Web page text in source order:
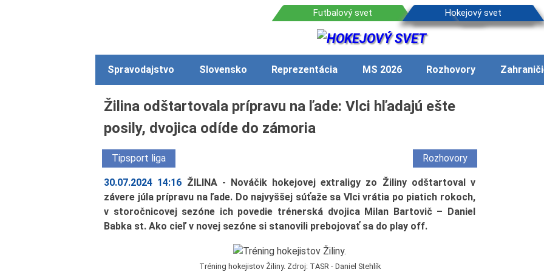
Spravodajstvo Slovensko Reprezentácia MS 2026 Rozhovory
Žilina odštartovala prípravu na ľade: Vlci hľadajú ešte
posily, dvojica odíde do zámoria
Tipsport liga Rozhovory
30.07.2024 14:16 ŽILINA - Nováčik hokejovej extraligy zo Žiliny odštartoval v
závere júla prípravu na ľade. Do najvyššej súťaže sa Vlci vrátia po piatich rokoch,
v storočnicovej sezóne ich povedie trénerská dvojica Milan Bartovič – Daniel
Babka st. Ako cieľ v novej sezóne si stanovili prebojovať sa do play off.
Tréning hokejistov Žiliny. Zdroj: TASR - Daniel Stehlík